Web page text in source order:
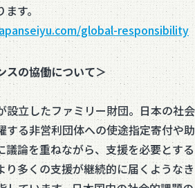
ます。
global-responsibility
スの協働について＞
設立したファミリー財団。日本の社会
する非営利団体への使途指定寄付や助
議論を重ねながら、支援を必要とする
り多くの支援が継続的に届くようなき